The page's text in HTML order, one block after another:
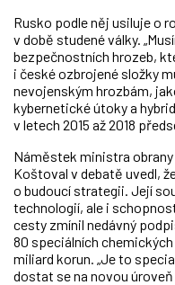
Rusko podle něj usiluje o
v době studené války.
bezpečnostních hrozeb,
i české ozbrojené složky
nevojenským hrozbám,
kybernetické útoky a
v letech 2015 až 2018
Náměstek ministra
Koštoval v debatě uvedl,
o budoucí strategii. Její
technologií, ale i
cesty zmínil nedávný
80 speciálních
miliard korun. „Je to
dostat se na novou